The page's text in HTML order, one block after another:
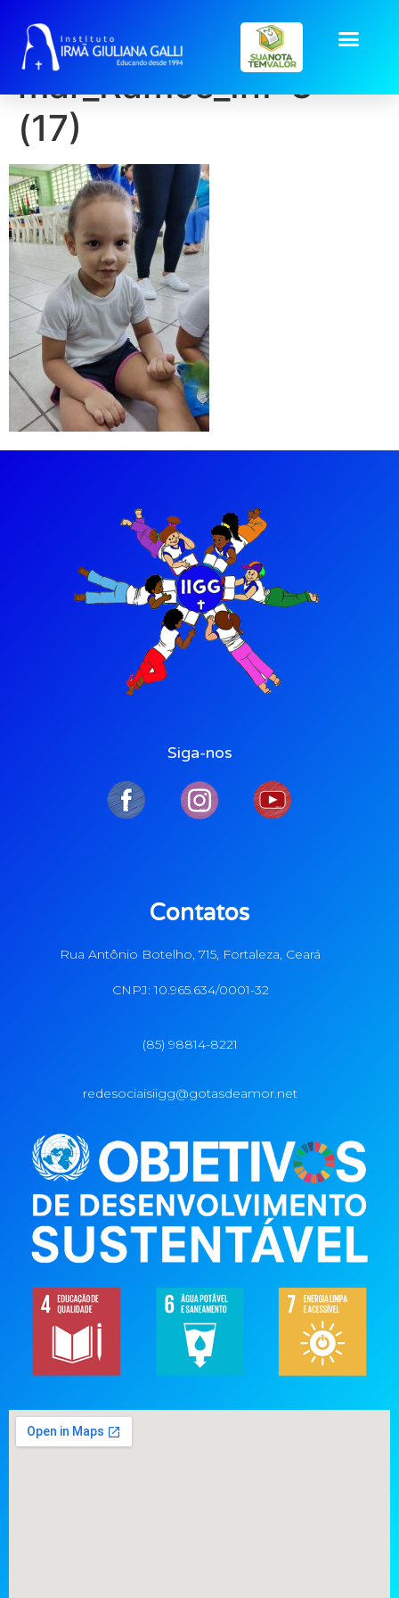
galeria2026-
mar_Ramos_Inf-3
(17)
Siga-nos
Contatos
Rua Antônio Botelho, 715, Fortaleza, Ceará
CNPJ: 10.965.634/0001-32
(85) 98814-8221
redesociaisiigg@gotasdeamor.net